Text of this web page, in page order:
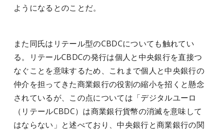
ようになるとのことだ。
また同氏はリテール型のCBDCについても触れてい
る。リテールCBDCの発行は個人と中央銀行を直接つ
なぐことを意味するため、これまで個人と中央銀行の
仲介を担ってきた商業銀行の役割の縮小を招くと懸念
されているが、この点については「デジタルユーロ
（リテールCBDC）は商業銀行貨幣の消滅を意味して
はならない」と述べており、中央銀行と商業銀行の関